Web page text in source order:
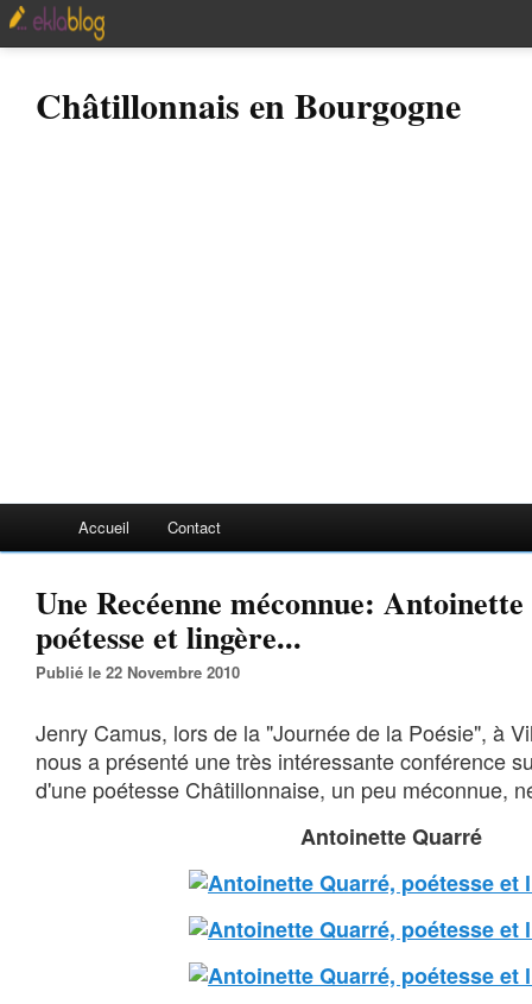
Châtillonnais en Bourgogne
Accueil Contact
Une Recéenne méconnue:
poétesse et lingère...
Publié le 22 Novembre 2010
Jenry Camus, lors de la "Journée de la Poésie", à
nous a présenté une très intéressante conférence
d'une poétesse Châtillonnaise, un peu méconnue,
Antoinette Quarré